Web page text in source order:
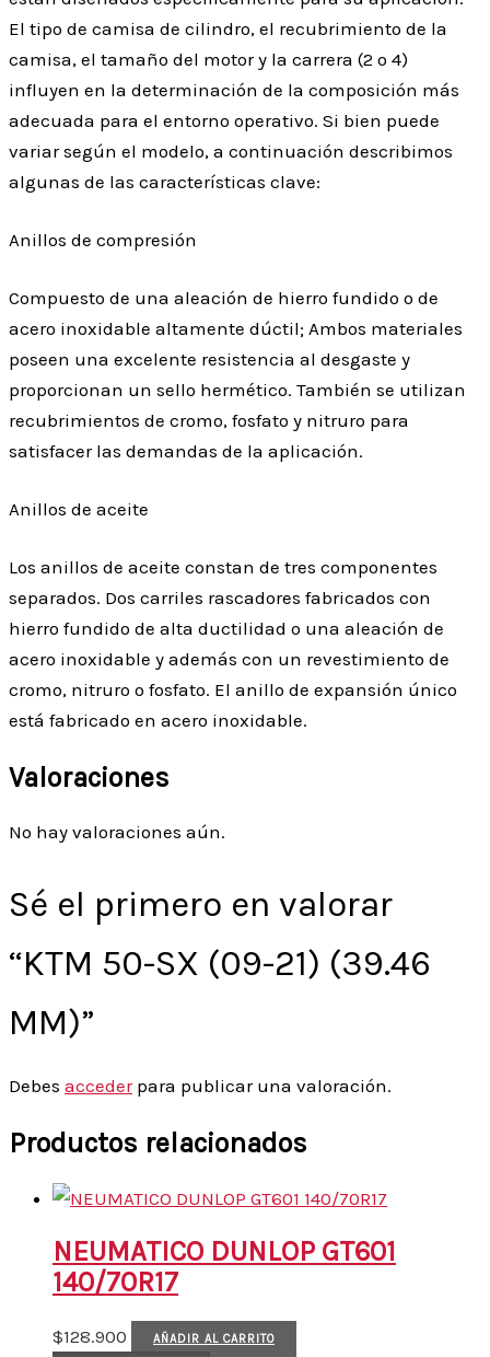
El tipo de camisa de cilindro, el recubrimiento de la
camisa, el tamaño del motor y la carrera (2 o 4)
influyen en la determinación de la composición más
adecuada para el entorno operativo. Si bien puede
variar según el modelo, a continuación describimos
algunas de las características clave:
Anillos de compresión
Compuesto de una aleación de hierro fundido o de
acero inoxidable altamente dúctil; Ambos materiales
poseen una excelente resistencia al desgaste y
proporcionan un sello hermético. También se utilizan
recubrimientos de cromo, fosfato y nitruro para
satisfacer las demandas de la aplicación.
Anillos de aceite
Los anillos de aceite constan de tres componentes
separados. Dos carriles rascadores fabricados con
hierro fundido de alta ductilidad o una aleación de
acero inoxidable y además con un revestimiento de
cromo, nitruro o fosfato. El anillo de expansión único
está fabricado en acero inoxidable.
Valoraciones
No hay valoraciones aún.
Sé el primero en valorar
“KTM 50-SX (09-21) (39.46
MM)”
Debes accederpara publicar una valoración.
Productos relacionados
NEUMATICO DUNLOP GT601
140/70R17
$128.900 AÑADIR AL CARRITO